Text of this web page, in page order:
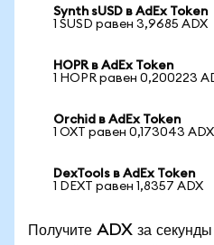
Synth sUSD в AdEx Token
1 SUSD равен 3,9685 ADX
HOPR в AdEx Token
1 HOPR равен 0,200223
Orchid в AdEx Token
1 OXT равен 0,173043 ADX
DexTools в AdEx Token
1 DEXT равен 1,8357 ADX
Получите ADX за секунды